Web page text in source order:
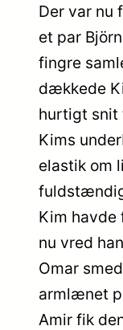
Der var nu
et par
fingre
dækkede
hurtigt
Kims
elastik om
Kim havde
nu vred
Omar
armlænet
Amir fik